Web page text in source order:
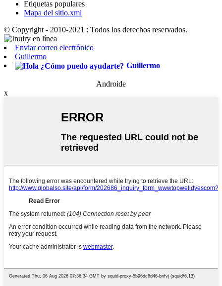
Etiquetas populares
Mapa del sitio.xml
© Copyright - 2010-2021 : Todos los derechos reservados.
Enviar correo electrónico
Guillermo
Guillermo
Androide
x